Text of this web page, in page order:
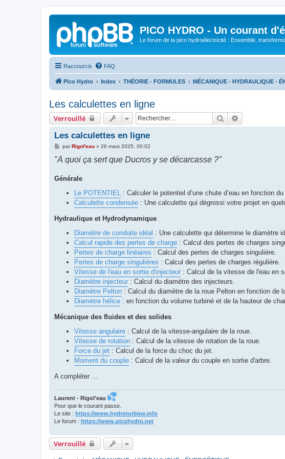
PICO HYDRO - Un courant
Le forum de la pico hydroélectricité : Ensemble,
Raccourcis FAQ
Pico Hydro Index THÉORIE - FORMULES MÉCANIQUE - HYDRAULIQUE -
Les calculettes en ligne
Verrouillé Rechercher
Les calculettes en ligne
M
s
s
g
e
parRigol'eau» 26 mars 2025, 00:02
"À quoi ça sert que Ducros y se décarcasse ?"
Générale
Le POTENTIEL
: Calculer le potentiel d’une chute d’eau en fonction
Calculette condensée : Une calculette qui dégrossi votre projet en
Hydraulique et Hydrodynamique
Diamètre de conduite idéal : Une calculette qui détermine le diamètre
Calcul rapide des pertes de charge : Calcul des pertes de charges
Pertes de charge linéaires : Calcul des pertes de charges singulière.
Pertes de charge singulières : Calcul des pertes de charges régulière.
Vitesse de l'eau en sortie d'injecteur : Calcul de la vitesse de l'eau en
Diamètre injecteur : Calcul du diamètre des injecteurs.
Diamètre Pelton : Calcul du diamètre de la roue Pelton en fonction de
Diamètre hélice : en fonction du volume turbiné et de la hauteur de
Mécanique des fluides et des solides
Vitesse angulaire : Calcul de la vitesse-angulaire de la roue.
Vitesse de rotation : Calcul de la vitesse de rotation de la roue.
Force du jet : Calcul de la force du choc du jet.
Moment du couple : Calcul de la valeur du couple en sortie d'arbre.
A compléter ...
Laurent - Rigol'eau
Pour que le courant passe.
Le site : https://www.hydroturbine.info
Le forum : https://www.picohydro.net
Verrouillé